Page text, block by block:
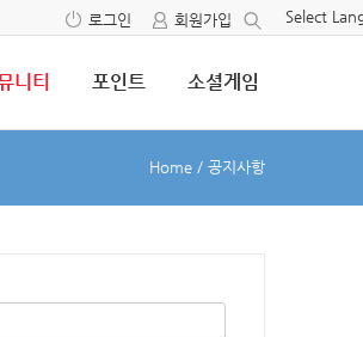
Select
로그인 회원가입
니티 포인트 소셜게임
Home / 공지사항